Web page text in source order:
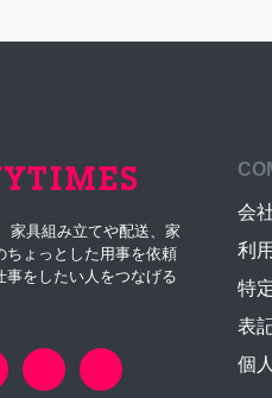
家具組み立てや配送、家
ちょっとした用事を依頼
事をしたい人をつなげる
会
利
特
表
個